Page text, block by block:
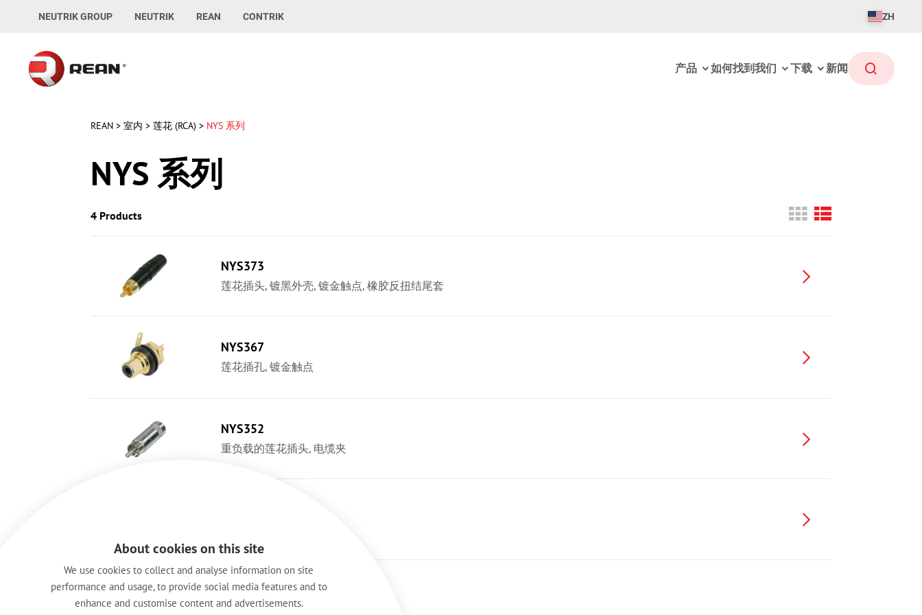
NEUTRIK GROUP NEUTRIK REAN CONTRIK ZH
产品 如何找到我们 下载 新闻
REAN > 室内 > 莲花 (RCA) > NYS 系列
NYS 系列
4 Products
NYS373
莲花插头, 镀黑外壳, 镀金触点, 橡胶反扭结尾套
NYS367
莲花插孔, 镀金触点
NYS352
重负载的莲花插头, 电缆夹
About cookies on this site
We use cookies to collect and analyse information on site
performance and usage, to provide social media features and to
enhance and customise content and advertisements.